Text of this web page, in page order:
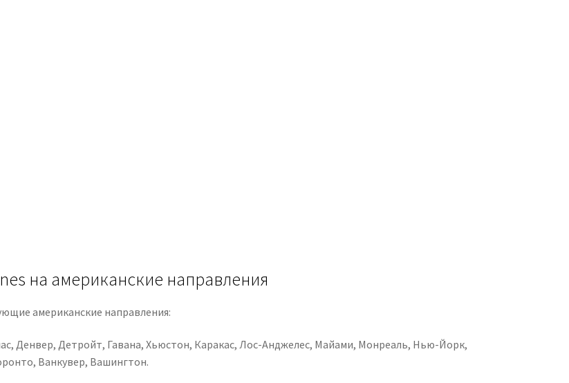
на американские направления
американские направления:
Денвер, Детройт, Гавана, Хьюстон, Каракас, Лос-Анджелес, Майами, Монреаль, Нью-Йорк,
Ванкувер, Вашингтон.